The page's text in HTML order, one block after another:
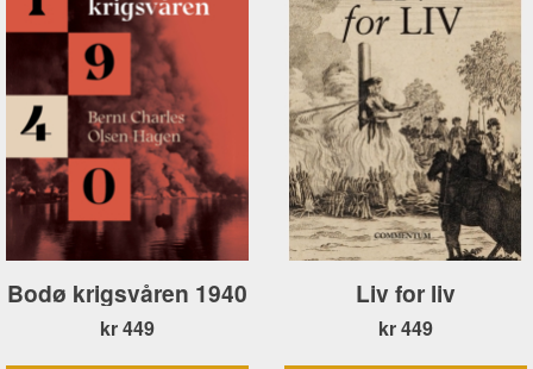
Bodø krigsvåren 1940
kr 449
Liv for liv
kr 449